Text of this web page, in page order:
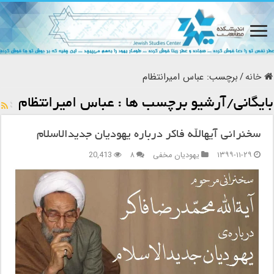
خانه/برچسب:عباس امیرانتظام
بایگانی/آرشیو برچسب ها :عباس امیرانتظام
سخنرانی آیهالله فاکر درباره یهودیان جدیدالاسلام
۱۳۹۹-۱۱-۲۹
یهودیان مخفی ۸ 20,413